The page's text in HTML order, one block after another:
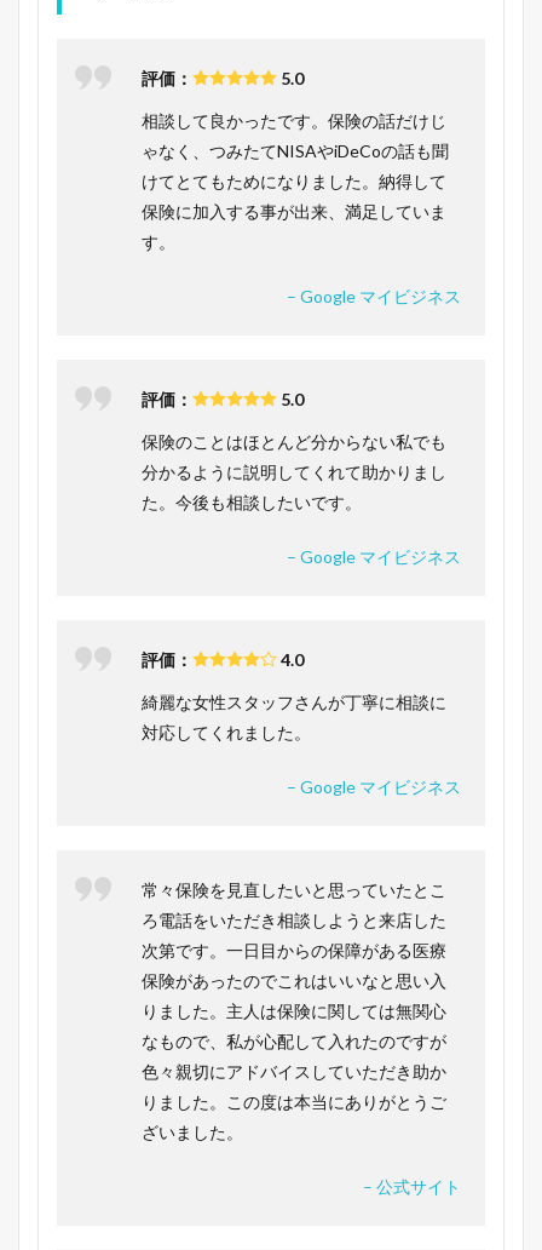
評価： 5.0
相談して良かったです。保険の話だけじ
ゃなく、つみたてNISAやiDeCoの話も聞
けてとてもためになりました。納得して
保険に加入する事が出来、満足していま
す。
– Google マイビジネス
評価： 5.0
保険のことはほとんど分からない私でも
分かるように説明してくれて助かりまし
た。今後も相談したいです。
– Google マイビジネス
評価： 4.0
綺麗な女性スタッフさんが丁寧に相談に
対応してくれました。
– Google マイビジネス
常々保険を見直したいと思っていたとこ
ろ電話をいただき相談しようと来店した
次第です。一日目からの保障がある医療
保険があったのでこれはいいなと思い入
りました。主人は保険に関しては無関心
なもので、私が心配して入れたのですが
色々親切にアドバイスしていただき助か
りました。この度は本当にありがとうご
ざいました。
– 公式サイト